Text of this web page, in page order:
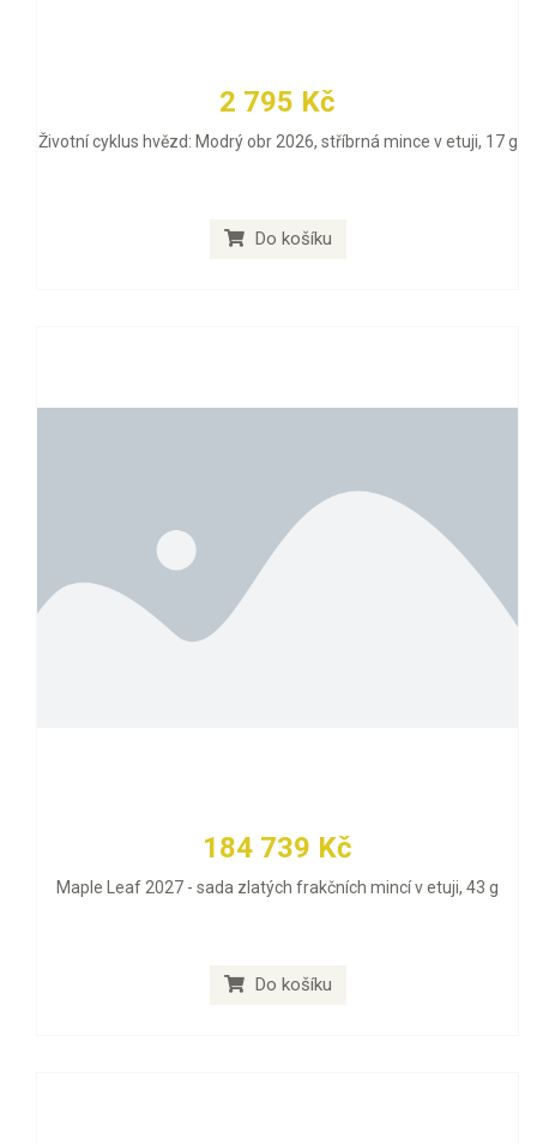
2 795 Kč
Životní cyklus hvězd: Modrý obr 2026, stříbrná mince v etuji, 17 g
Do košíku
184 739 Kč
Maple Leaf 2027 - sada zlatých frakčních mincí v etuji, 43 g
Do košíku